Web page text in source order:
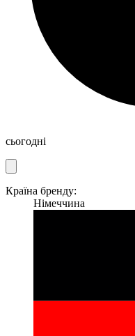
сьогодні
Країна бренду:
Німеччина